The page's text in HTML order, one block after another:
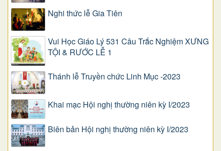
Nghi thức lễ Gia Tiên
Vui Học Giáo Lý 531 Câu Trắc Nghiệm XƯNG
TỘI & RƯỚC LỄ 1
Thánh lễ Truyền chức Linh Mục -2023
Khai mạc Hội nghị thường niên kỳ I/2023
Biên bản Hội nghị thường niên kỳ I/2023